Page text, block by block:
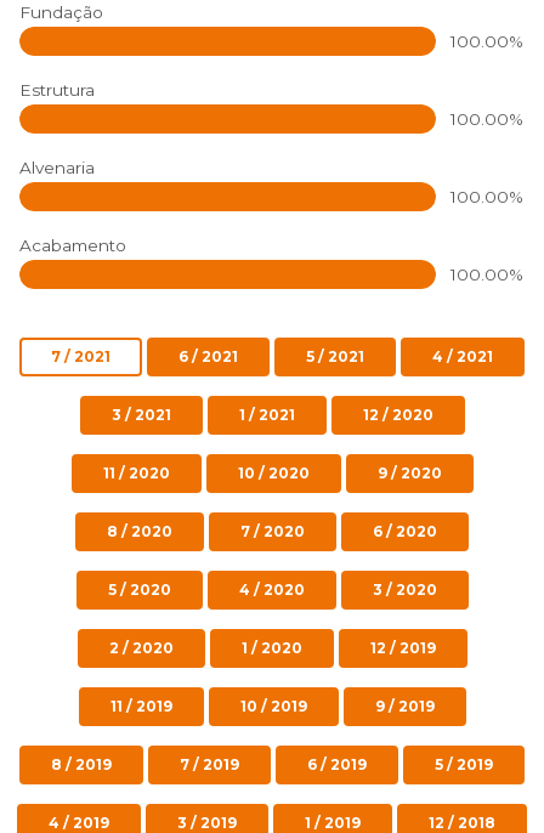
Fundação
100.00%
Estrutura
100.00%
Alvenaria
100.00%
Acabamento
100.00%
7 / 2021 6 / 2021 5 / 2021 4 / 2021
3 / 2021 1 / 2021 12 / 2020
11 / 2020 10 / 2020 9 / 2020
8 / 2020 7 / 2020 6 / 2020
5 / 2020 4 / 2020 3 / 2020
2 / 2020 1 / 2020 12 / 2019
11 / 2019 10 / 2019 9 / 2019
8 / 2019 7 / 2019 6 / 2019 5 / 2019
4 / 2019 3 / 2019 1 / 2019 12 / 2018